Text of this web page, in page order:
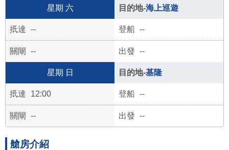
六 海上巡遊
-- --
-- --
日 基隆
12:00 --
-- --
艙房介紹